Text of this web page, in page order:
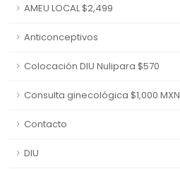
AMEU LOCAL $2,499
Anticonceptivos
Colocación DIU Nulipara $570
Consulta ginecológica $1,000 MXN
Contacto
DIU